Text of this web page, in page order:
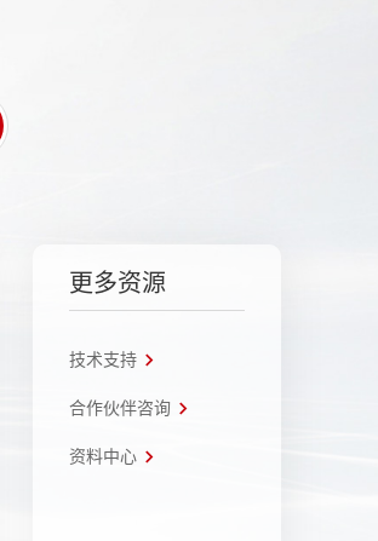
更多资源
技术支持
合作伙伴咨询
资料中心